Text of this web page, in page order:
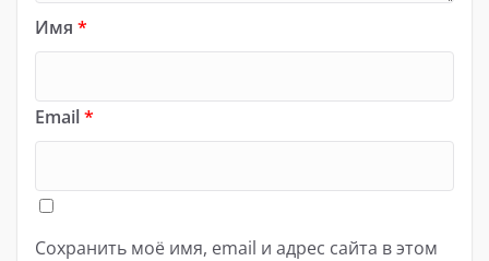
Имя *
Email*
Сохранить моё имя, email и адрес сайта в этом